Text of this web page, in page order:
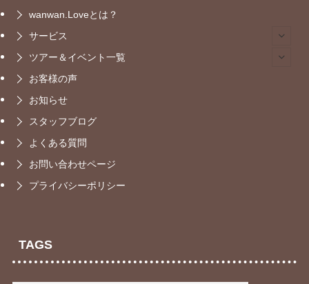
wanwan.Loveとは？
サービス
ツアー＆イベント一覧
お客様の声
お知らせ
スタッフブログ
よくある質問
お問い合わせページ
プライバシーポリシー
TAGS